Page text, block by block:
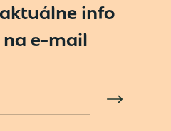
info
e-mail